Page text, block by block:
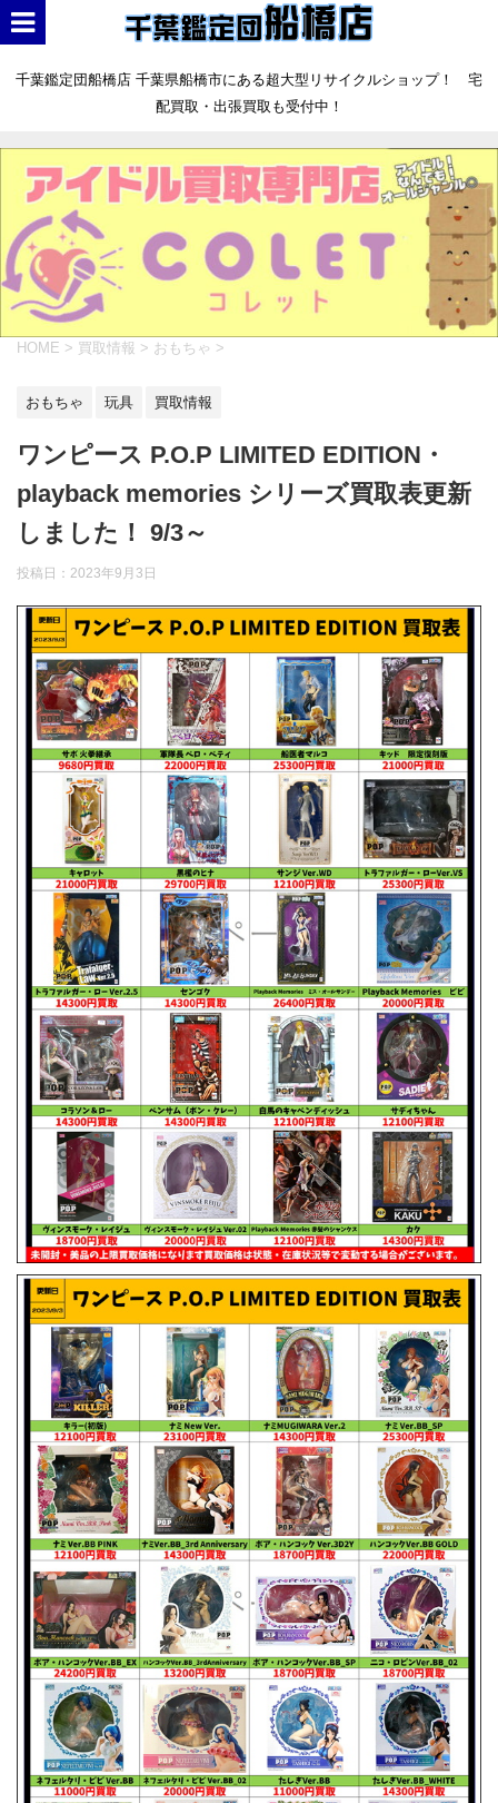
千葉鑑定団船橋店 千葉県船橋市にある超大型リサイクルショップ！ 宅
配買取・出張買取も受付中！
HOME > 買取情報 > おもちゃ >
おもちゃ 玩具 買取情報
ワンピース P.O.P LIMITED EDITION・
playback memories シリーズ買取表更新
しました！ 9/3～
投稿日： 2023年9月3日